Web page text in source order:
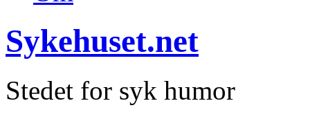
Sykehuset.net
Stedet for syk humor